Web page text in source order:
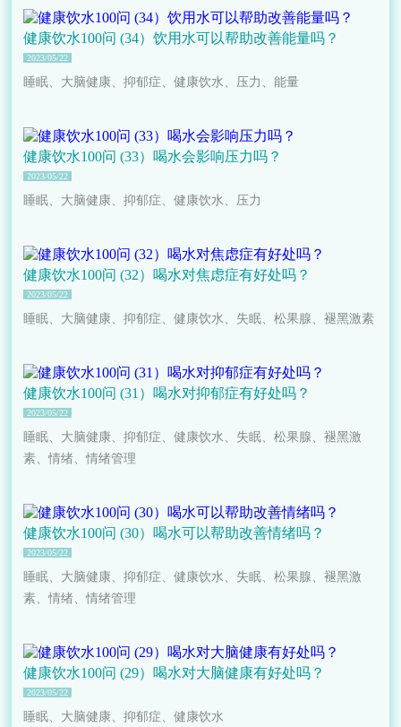
健康饮水100问 (34）饮用水可以帮助改善能量吗？
2023/05/22
睡眠、大脑健康、抑郁症、健康饮水、压力、能量
健康饮水100问 (33）喝水会影响压力吗？
2023/05/22
睡眠、大脑健康、抑郁症、健康饮水、压力
健康饮水100问 (32）喝水对焦虑症有好处吗？
2023/05/22
睡眠、大脑健康、抑郁症、健康饮水、失眠、松果腺、褪黑激素
健康饮水100问 (31）喝水对抑郁症有好处吗？
2023/05/22
睡眠、大脑健康、抑郁症、健康饮水、失眠、松果腺、褪黑激
素、情绪、情绪管理
健康饮水100问 (30）喝水可以帮助改善情绪吗？
2023/05/22
睡眠、大脑健康、抑郁症、健康饮水、失眠、松果腺、褪黑激
素、情绪、情绪管理
健康饮水100问 (29）喝水对大脑健康有好处吗？
2023/05/22
睡眠、大脑健康、抑郁症、健康饮水